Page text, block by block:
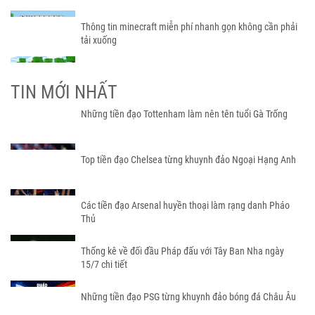
Thông tin minecraft miễn phí nhanh gọn không cần phải
tải xuống
TIN MỚI NHẤT
Những tiền đạo Tottenham làm nên tên tuổi Gà Trống
Top tiền đạo Chelsea từng khuynh đảo Ngoại Hạng Anh
Các tiền đạo Arsenal huyền thoại làm rạng danh Pháo
Thủ
Thống kê về đối đầu Pháp đấu với Tây Ban Nha ngày
15/7 chi tiết
Những tiền đạo PSG từng khuynh đảo bóng đá Châu Âu